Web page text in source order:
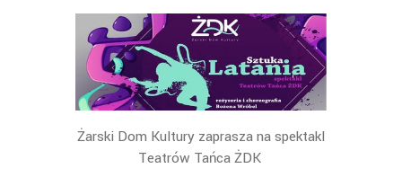
Żarski Dom Kultury zaprasza na spektakl
Teatrów Tańca ŻDK